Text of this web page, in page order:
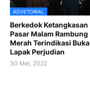
ADVETORIAL
Berkedok Ketangkasan
Pasar Malam Rambung
Merah Terindikasi Buka
Lapak Perjudian
30 Mei, 2022